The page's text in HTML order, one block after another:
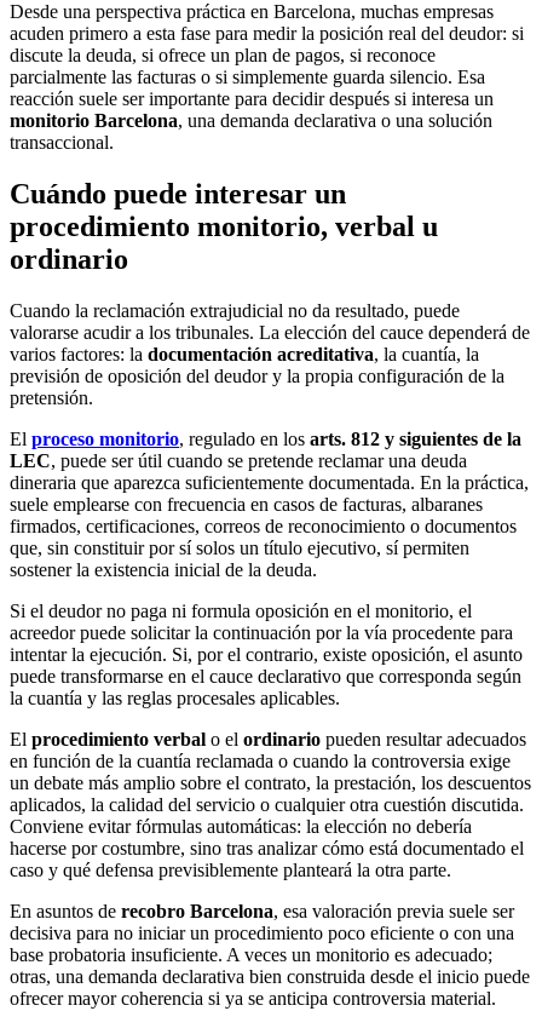
Desde una perspectiva práctica en Barcelona, muchas empresas
acuden primero a esta fase para medir la posición real del deudor: si
discute la deuda, si ofrece un plan de pagos, si reconoce
parcialmente las facturas o si simplemente guarda silencio. Esa
reacción suele ser importante para decidir después si interesa un
monitorio Barcelona, una demanda declarativa o una solución
transaccional.
Cuándo puede interesar un
procedimiento monitorio, verbal u
ordinario
Cuando la reclamación extrajudicial no da resultado, puede
valorarse acudir a los tribunales. La elección del cauce dependerá de
varios factores: la documentación acreditativa, la cuantía, la
previsión de oposición del deudor y la propia configuración de la
pretensión.
El proceso monitorio, regulado en los arts. 812 y siguientes de la
LEC, puede ser útil cuando se pretende reclamar una deuda
dineraria que aparezca suficientemente documentada. En la práctica,
suele emplearse con frecuencia en casos de facturas, albaranes
firmados, certificaciones, correos de reconocimiento o documentos
que, sin constituir por sí solos un título ejecutivo, sí permiten
sostener la existencia inicial de la deuda.
Si el deudor no paga ni formula oposición en el monitorio, el
acreedor puede solicitar la continuación por la vía procedente para
intentar la ejecución. Si, por el contrario, existe oposición, el asunto
puede transformarse en el cauce declarativo que corresponda según
la cuantía y las reglas procesales aplicables.
El procedimiento verbal o el ordinario pueden resultar adecuados
en función de la cuantía reclamada o cuando la controversia exige
un debate más amplio sobre el contrato, la prestación, los descuentos
aplicados, la calidad del servicio o cualquier otra cuestión discutida.
Conviene evitar fórmulas automáticas: la elección no debería
hacerse por costumbre, sino tras analizar cómo está documentado el
caso y qué defensa previsiblemente planteará la otra parte.
En asuntos de recobro Barcelona, esa valoración previa suele ser
decisiva para no iniciar un procedimiento poco eficiente o con una
base probatoria insuficiente. A veces un monitorio es adecuado;
otras, una demanda declarativa bien construida desde el inicio puede
ofrecer mayor coherencia si ya se anticipa controversia material.